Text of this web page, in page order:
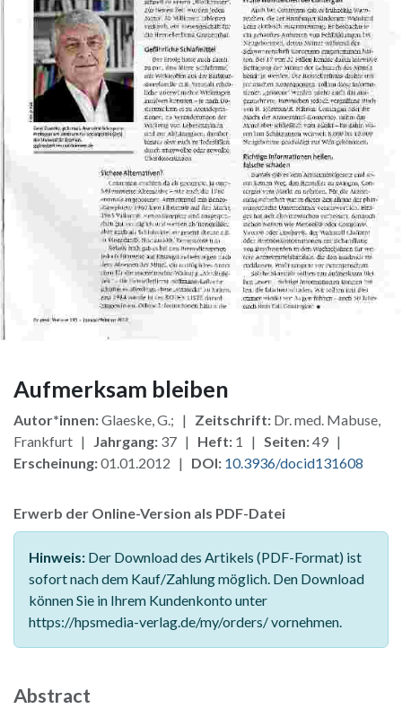
Aufmerksam bleiben
Autor*innen:Glaeske, G.; | Zeitschrift: Dr. med. Mabuse,
Frankfurt | Jahrgang: 37 | Heft: 1 | Seiten:49 |
Erscheinung:01.01.2012 | DOI: 10.3936/docid131608
Erwerb der Online-Version als PDF-Datei
Hinweis: Der Download des Artikels (PDF-Format) ist
sofort nach dem Kauf/Zahlung möglich. Den Download
können Sie in Ihrem Kundenkonto unter
https://hpsmedia-verlag.de/my/orders/ vornehmen.
Abstract